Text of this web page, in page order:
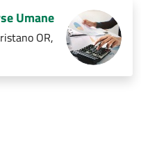
Umane
OR,